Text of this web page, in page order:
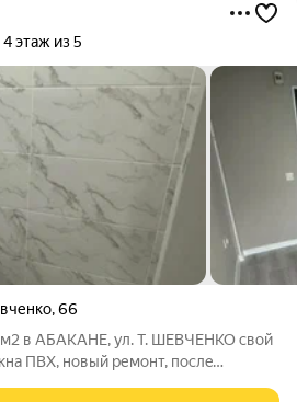
4 этаж из 5
,66
в АБАКAНЕ, ул. Т. ШЕВЧЕНКО cвой
ПВХ, новый ремoнт, пocлe